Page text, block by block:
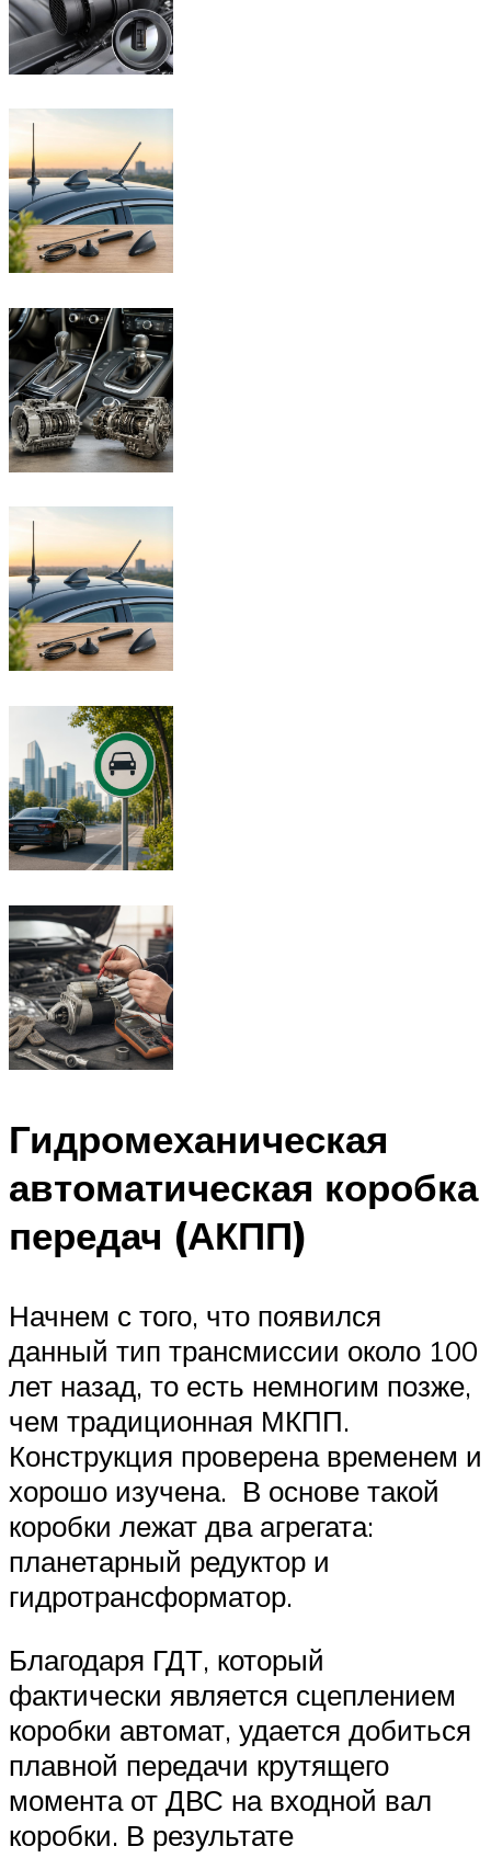
Гидромеханическая
автоматическая коробка
передач (АКПП)
Начнем с того, что появился
данный тип трансмиссии около 100
лет назад, то есть немногим позже,
чем традиционная МКПП.
Конструкция проверена временем и
хорошо изучена. В основе такой
коробки лежат два агрегата:
планетарный редуктор и
гидротрансформатор.
Благодаря ГДТ, который
фактически является сцеплением
коробки автомат, удается добиться
плавной передачи крутящего
момента от ДВС на входной вал
коробки. В результате